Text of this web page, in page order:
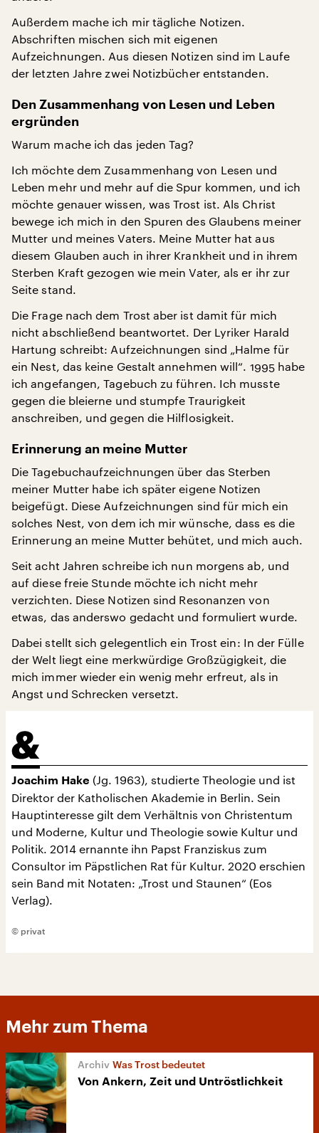
Außerdem mache ich mir tägliche Notizen.
Abschriften mischen sich mit eigenen
Aufzeichnungen. Aus diesen Notizen sind im Laufe
der letzten Jahre zwei Notizbücher entstanden.
Den Zusammenhang von Lesen und Leben
ergründen
Warum mache ich das jeden Tag?
Ich möchte dem Zusammenhang von Lesen und
Leben mehr und mehr auf die Spur kommen, und ich
möchte genauer wissen, was Trost ist. Als Christ
bewege ich mich in den Spuren des Glaubens meiner
Mutter und meines Vaters. Meine Mutter hat aus
diesem Glauben auch in ihrer Krankheit und in ihrem
Sterben Kraft gezogen wie mein Vater, als er ihr zur
Seite stand.
Die Frage nach dem Trost aber ist damit für mich
nicht abschließend beantwortet. Der Lyriker Harald
Hartung schreibt: Aufzeichnungen sind „Halme für
ein Nest, das keine Gestalt annehmen will“. 1995 habe
ich angefangen, Tagebuch zu führen. Ich musste
gegen die bleierne und stumpfe Traurigkeit
anschreiben, und gegen die Hilflosigkeit.
Erinnerung an meine Mutter
Die Tagebuchaufzeichnungen über das Sterben
meiner Mutter habe ich später eigene Notizen
beigefügt. Diese Aufzeichnungen sind für mich ein
solches Nest, von dem ich mir wünsche, dass es die
Erinnerung an meine Mutter behütet, und mich auch.
Seit acht Jahren schreibe ich nun morgens ab, und
auf diese freie Stunde möchte ich nicht mehr
verzichten. Diese Notizen sind Resonanzen von
etwas, das anderswo gedacht und formuliert wurde.
Dabei stellt sich gelegentlich ein Trost ein: In der Fülle
der Welt liegt eine merkwürdige Großzügigkeit, die
mich immer wieder ein wenig mehr erfreut, als in
Angst und Schrecken versetzt.
Joachim Hake (Jg. 1963), studierte Theologie und ist
Direktor der Katholischen Akademie in Berlin. Sein
Hauptinteresse gilt dem Verhältnis von Christentum
und Moderne, Kultur und Theologie sowie Kultur und
Politik. 2014 ernannte ihn Papst Franziskus zum
Consultor im Päpstlichen Rat für Kultur. 2020 erschien
sein Band mit Notaten: „Trost und Staunen“ (Eos
Verlag).
© privat
Mehr zum Thema
Was Trost bedeutet
Von Ankern, Zeit und Untröstlichkeit